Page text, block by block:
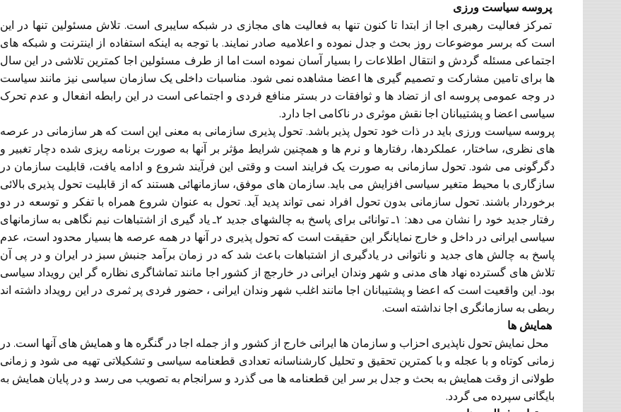
پروسه سیاست ورزی
تمرکز فعالیت رهبری اجا از ابتدا تا کنون تنها به فعالیت های مجازی در شبکه سایبری است. تلاش مسئولین تنها در این
است که برسر موضوعات روز بحث و جدل نموده و اعلامیه صادر نمایند. با توجه به اینکه استفاده از اینترنت و شبکه های
اجتماعی مسئله گردش و انتقال اطلاعات را بسیار آسان نموده است اما از طرف مسئولین اجا کمترین تلاشی در این سال
ها برای تامین مشارکت و تصمیم گیری ها اعضا مشاهده نمی شود. مناسبات داخلی یک سازمان سیاسی نیز مانند سیاست
در وجه عمومی پروسه ای از تضاد ها و ثوافقات در بستر منافع فردی و اجتماعی است در این رابطه انفعال و عدم تحرک
سیاسی اعضا و پشتیبانان اجا نقش موثری در ناکامی اجا دارد.
پروسه سیاست ورزی باید در ذات خود تحول پذیر باشد. تحول پذیری سازمانی به معنی این است که هر سازمانی در عرصه
های نظری، ساختار، عملکردها، رفتارها و نرم ها و همچنین شرایط مؤثر بر آنها به صورت برنامه ریزی شده دچار تغبیر و
دگرگونی می شود. تحول سازمانی به صورت یک فرایند است و وقتی این فرآیند شروع و ادامه یافت، قابلیت سازمان در
سازگاری با محیط متغیر سیاسی افزایش می باید. سازمان های موفق، سازمانهائی هستند که از قابلیت تحول پذیری بالائی
برخوردار باشند. تحول سازمانی بدون تحول افراد نمی تواند پدید آید. تحول به عنوان شروع همراه با تفکر و توسعه در دو
رفتار جدید خود را نشان می دهد: ۱ـ توانائی برای پاسخ به چالشهای جدید ۲ـ یاد گیری از اشتباهات نیم نگاهی به سازمانهای
سیاسی ایرانی در داخل و خارج نمایانگر این حقیقت است که تحول پذیری در آنها در همه عرصه ها بسیار محدود است، عدم
پاسخ به چالش های جدید و ناتوانی در یادگیری از اشتباهات باعث شد که در زمان برآمد جنبش سبز در ایران و در پی آن
تلاش های گسترده نهاد های مدنی و شهر وندان ایرانی در خارجچ از کشور اجا مانند تماشاگری نظاره گر این رویداد سیاسی
بود. این واقعیت است که اعضا و پشتیبانان اجا مانند اغلب شهر وندان ایرانی ، حضور فردی پر ثمری در این رویداد داشته اند
ربطی به سازمانگری اجا نداشته است.
همایش ها
محل نمایش تحول ناپذیری احزاب و سازمان ها ایرانی خارج از کشور و از جمله اجا در گنگره ها و همایش های آنها است. در
زمانی کوتاه و با عجله و با کمترین تحقیق و تحلیل کارشناسانه تعدادی قطعنامه سیاسی و تشکیلاتی تهیه می شود و زمانی
طولانی از وقت همایش به بحث و جدل بر سر این قطعنامه ها می گذرد و سرانجام به تصویب می رسد و در پایان همایش به
بایگانی سپرده می گردد.